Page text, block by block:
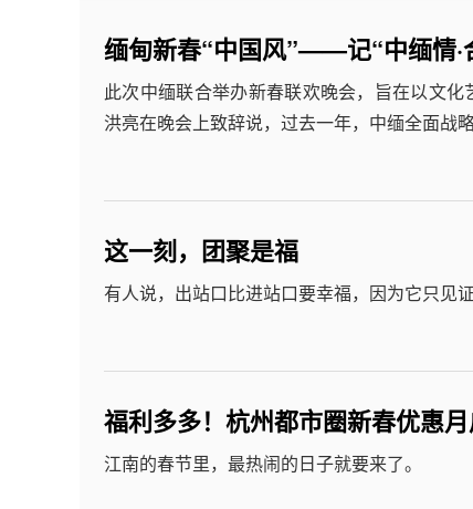
缅甸新春“中国风”——记“中缅情·
此次中缅联合举办新春联欢晚会，旨在以文
洪亮在晚会上致辞说，过去一年，中缅全面战
这一刻，团聚是福
有人说，出站口比进站口要幸福，因为它只见
福利多多！杭州都市圈新春优惠
江南的春节里，最热闹的日子就要来了。